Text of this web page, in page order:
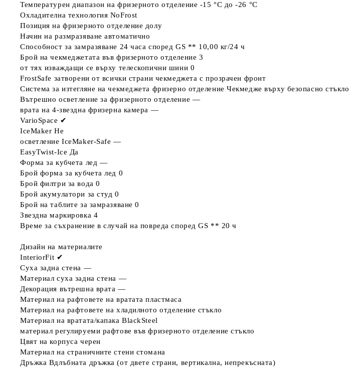
Температурен диапазон на фризерното отделение -15 °C до -26 °C
Охладителна технология NoFrost
Позиция на фризерното отделение долу
Начин на размразяване автоматично
Способност за замразяване 24 часа според GS ** 10,00 кг/24 ч
Брой на чекмеджетата във фризерното отделение 3
от тях изваждащи се върху телескопични шини 0
FrostSafe затворени от всички страни чекмеджета с прозрачен фронт
Система за изтегляне на чекмеджета фризерно отделение Чекмедже върху безопасно стъкло
Вътрешно осветление за фризерното отделение —
врата на 4-звездна фризерна камера —
VarioSpace ✔
IceMaker Не
осветление IceMaker-Safe —
EasyTwist-Ice Да
Форма за кубчета лед —
Брой форма за кубчета лед 0
Брой филтри за вода 0
Брой акумулатори за студ 0
Брой на таблите за замразяване 0
Звездна маркировка 4
Време за съхранение в случай на повреда според GS ** 20 ч
Дизайн на материалите
InteriorFit ✔
Суха задна стена —
Материал суха задна стена —
Декорация вътрешна врата —
Материал на рафтовете на вратата пластмаса
Материал на рафтовете на хладилното отделение стъкло
Материал на вратата/капака BlackSteel
материал регулируеми рафтове във фризерното отделение стъкло
Цвят на корпуса черен
Материал на страничните стени стомана
Дръжка Вдлъбната дръжка (от двете страни, вертикална, непрекъсната)